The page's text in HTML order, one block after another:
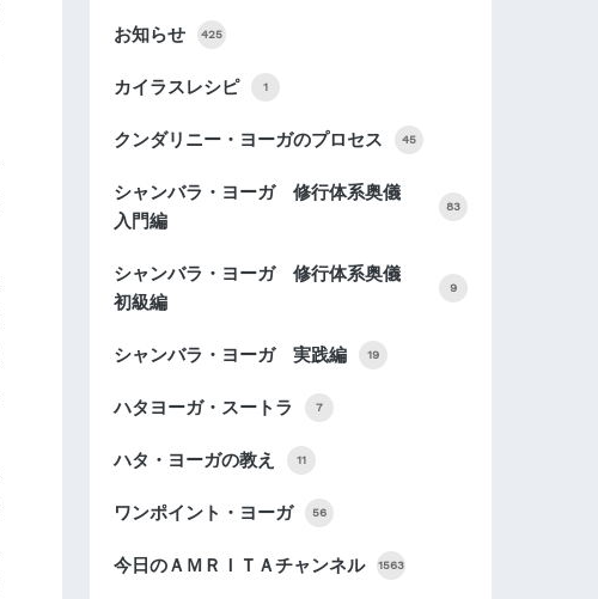
お知らせ 425
カイラスレシピ 1
クンダリニー・ヨーガのプロセス 45
シャンバラ・ヨーガ 修行体系奥儀
入門編
83
シャンバラ・ヨーガ 修行体系奥儀
初級編
9
シャンバラ・ヨーガ 実践編 19
ハタヨーガ・スートラ 7
ハタ・ヨーガの教え 11
ワンポイント・ヨーガ 56
今日のＡＭＲＩＴＡチャンネル 1563